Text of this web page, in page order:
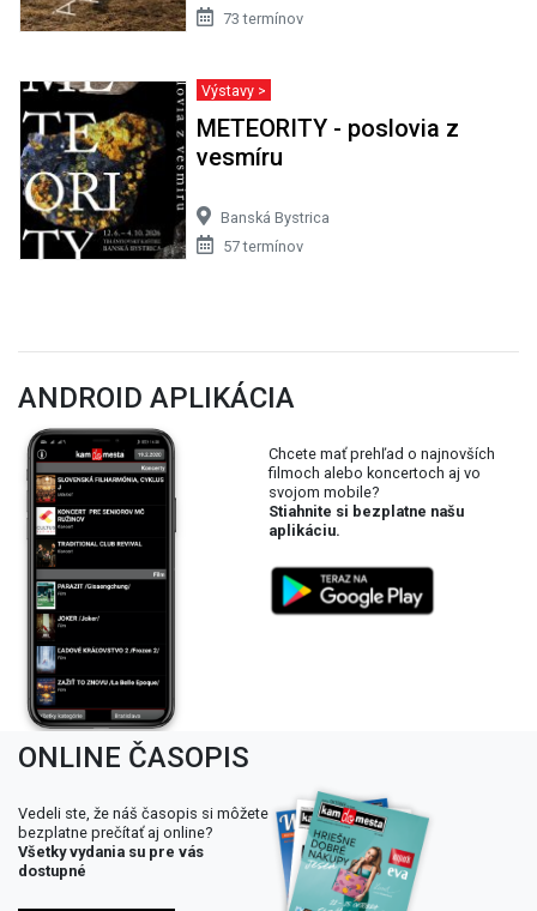
73 termínov
Výstavy >
METEORITY - poslovia z
vesmíru
Banská Bystrica
57 termínov
ANDROID APLIKÁCIA
Chcete mať prehľad o najnovších
filmoch alebo koncertoch aj vo
svojom mobile?
Stiahnite si bezplatne našu
aplikáciu.
ONLINE ČASOPIS
Vedeli ste, že náš časopis si môžete
bezplatne prečítať aj online?
Všetky vydania su pre vás
dostupné